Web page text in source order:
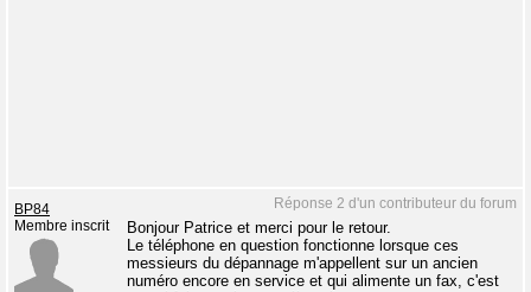
Réponse 2 d'un contributeur du forum
BP84
Membre inscrit
Bonjour Patrice et merci pour le retour.
Le téléphone en question fonctionne lorsque ces
messieurs du dépannage m'appellent sur un ancien
numéro encore en service et qui alimente un fax, c'est